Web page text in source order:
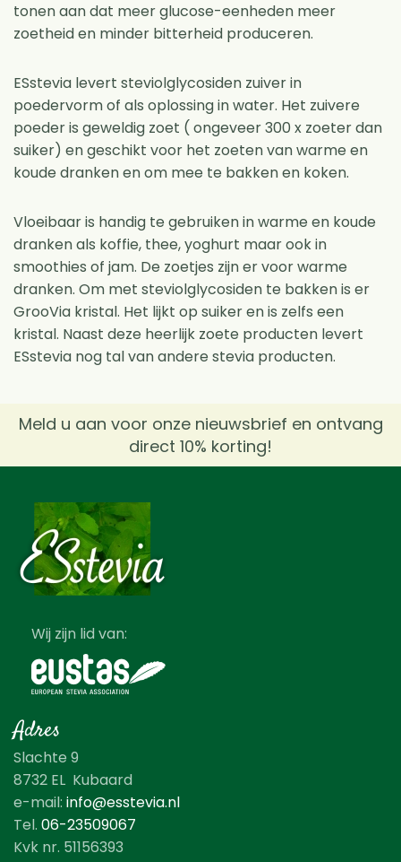
tonen aan dat meer glucose-eenheden meer
zoetheid en minder bitterheid produceren.
ESstevia levert steviolglycosiden zuiver in
poedervorm of als oplossing in water. Het zuivere
poeder is geweldig zoet ( ongeveer 300 x zoeter dan
suiker) en geschikt voor het zoeten van warme en
koude dranken en om mee te bakken en koken.
Vloeibaar is handig te gebruiken in warme en koude
dranken als koffie, thee, yoghurt maar ook in
smoothies of jam. De zoetjes zijn er voor warme
dranken. Om met steviolglycosiden te bakken is er
GrooVia kristal. Het lijkt op suiker en is zelfs een
kristal. Naast deze heerlijk zoete producten levert
ESstevia nog tal van andere stevia producten.
Meld u aan voor onze nieuwsbrief en ontvang
direct 10% korting!
Wij zijn lid van:
Adres
Slachte 9
8732 EL Kubaard
e-mail: info@esstevia.nl
Tel. 06-23509067
Kvk nr. 51156393